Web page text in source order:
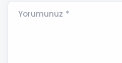
Yorumunuz *